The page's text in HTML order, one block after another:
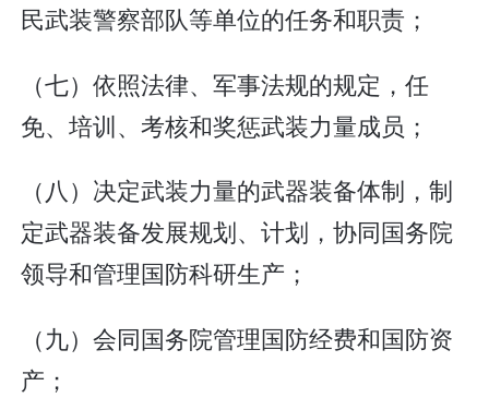
民武装警察部队等单位的任务和职责；
（七）依照法律、军事法规的规定，任
免、培训、考核和奖惩武装力量成员；
（八）决定武装力量的武器装备体制，制
定武器装备发展规划、计划，协同国务院
领导和管理国防科研生产；
（九）会同国务院管理国防经费和国防资
产；